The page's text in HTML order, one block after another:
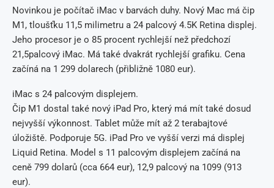
Novinkou je počítač iMac v barvách duhy. Nový Mac má čip
M1, tloušťku 11,5 milimetru a 24 palcový 4.5K Retina displej.
Jeho procesor je o 85 procent rychlejší než předchozí
21,5palcový iMac. Má také dvakrát rychlejší grafiku. Cena
začíná na 1 299 dolarech (přibližně 1080 eur).
iMac s 24 palcovým displejem.
Čip M1 dostal také nový iPad Pro, který má mít také dosud
nejvyšší výkonnost. Tablet může mít až 2 terabajtové
úložiště. Podporuje 5G. iPad Pro ve vyšší verzi má displej
Liquid Retina. Model s 11 palcovým displejem začíná na
ceně 799 dolarů (cca 664 eur), 12,9 palcový na 1099 (913
eur).